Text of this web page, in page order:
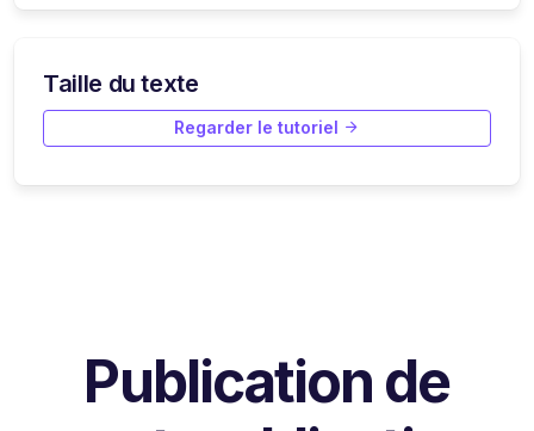
Taille du texte
Regarder le tutoriel
Publication de